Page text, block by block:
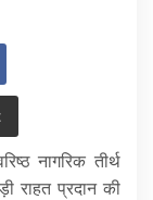
नागरिक तीर्थ
राहत प्रदान की